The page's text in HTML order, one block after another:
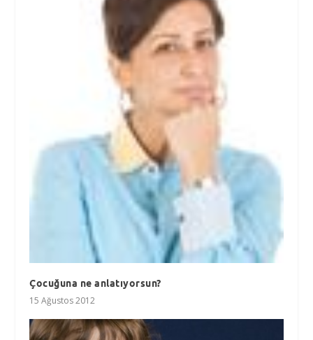
Çocuğuna ne anlatıyorsun?
15 Ağustos 2012